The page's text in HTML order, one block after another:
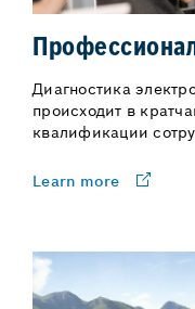
Диагностика
происходит в
квалификации
Learn more